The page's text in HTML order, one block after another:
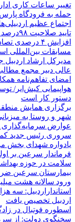
تغییر ساعات کاری
حمله به فرودگاه
اجتماع عظیم
تایید صلاحیت ۹۸درصد نامزدهای شوراهای روستای اردبیل
افزایش ۴ درصدی تصادفات فوتی در جاده‌های اردبیل
مسابقات بین‌المللی
مدیرکل ارشاد
عالی دبیر مجمع
امضای تفاهم‌نامه
هواپیمایی کیش‌ایر/
دستور کار است
برگزاری همایش
شهر و روستا به
عوارض سرمایه‌گذاری
سروری رئیس جدید
یادواره شهدای بخش
فرماندار سرعین بر
سلامت در حوزه
بیمارستان سرعین
ورود سالانه هشت
اردبیل تخصیص یافت
اسطوره فوتبال در
سخنگوی دولت: از